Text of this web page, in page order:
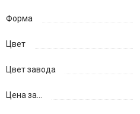
Форма
Цвет
Цвет завода
Цена за...